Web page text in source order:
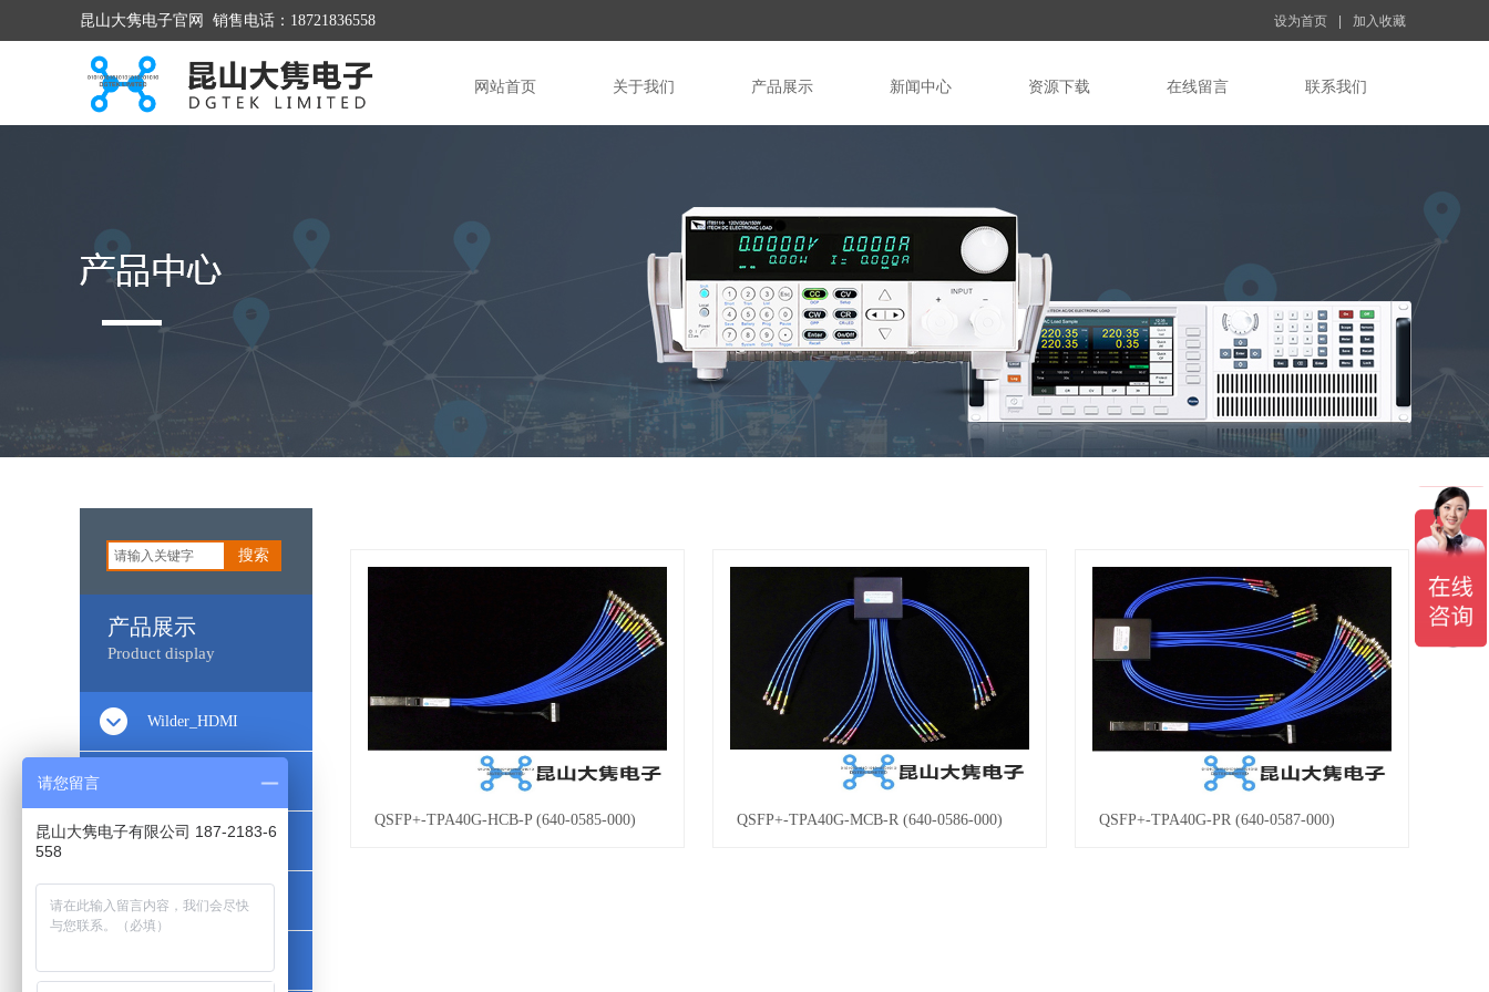
设为首页 加入收藏
昆山大隽电子官网 销售电话：18721836558
网站首页 关于我们 产品展示 新闻中心 资源下载 在线留言 联系我们
产品展示
Product display
搜索
QSFP+-TPA40G-HCB-P (640-0585-000) QSFP+-TPA40G-MCB-R (640-0586-000) QSFP+-TPA40G-PR (640-0587-000)
Wilder_HDMI
Wilder_DisplayPort
Wilder_PCIe
请您留言
昆山大隽电子有限公司 187-2183-6
558